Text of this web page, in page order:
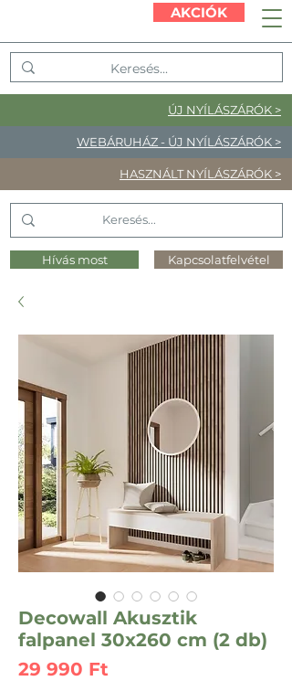
ÚJ NYÍLÁSZÁRÓK >
WEBÁRUHÁZ - ÚJ NYÍLÁSZÁRÓK >
HASZNÁLT NYÍLÁSZÁRÓK >
AKCIÓK
Hívás most Kapcsolatfelvétel
Decowall Akusztik
falpanel 30x260 cm (2 db)
29 990 Ft